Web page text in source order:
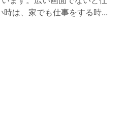
は、家でも仕事をする時...